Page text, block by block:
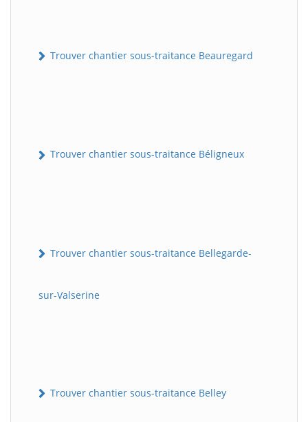
Trouver chantier sous-traitance Beauregard
Trouver chantier sous-traitance Béligneux
Trouver chantier sous-traitance Bellegarde-
sur-Valserine
Trouver chantier sous-traitance Belley